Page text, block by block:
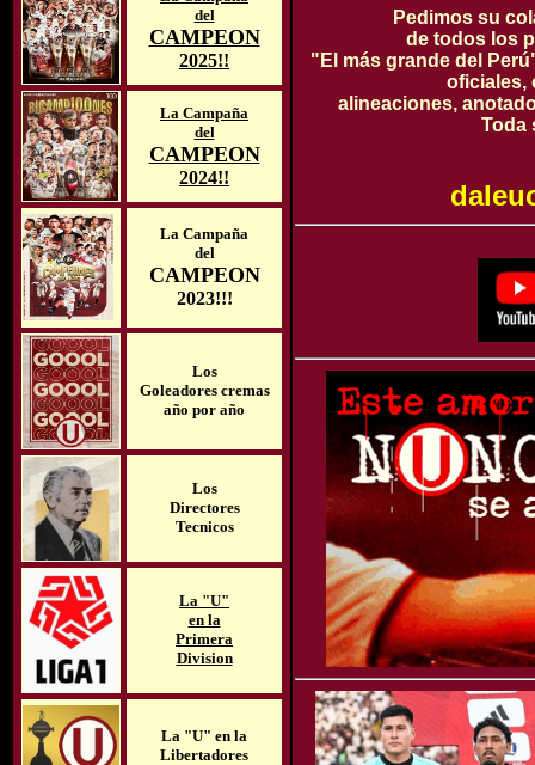
del
CAMPEON
2025!!
La Campaña
del
CAMPEON
2024!!
La Campaña
del
CAMPEON
2023!!!
Los
Goleadores cremas
año por año
Los
Directores
Tecnicos
La "U"
en la
Primera
Division
La "U" en la
Libertadores
Pedimos su
de todos los
"El más grande del
oficiales,
alineaciones,
Toda